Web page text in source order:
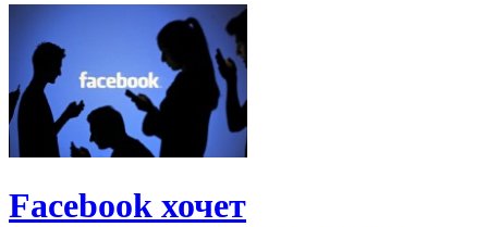
Facebook хочет